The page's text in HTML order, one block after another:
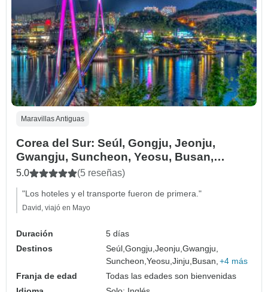
Maravillas Antiguas
Corea del Sur: Seúl, Gongju, Jeonju,
Gwangju, Suncheon, Yeosu, Busan,
Gyeongju - 5 días
5.0 (5 reseñas)
"Los hoteles y el transporte fueron de primera."
David, viajó en Mayo
Duración
5 días
Destinos
Seúl,Gongju,Jeonju,Gwangju,
Suncheon,Yeosu,Jinju, Busan, +4 más
Franja de edad
Todas las edades son bienvenidas